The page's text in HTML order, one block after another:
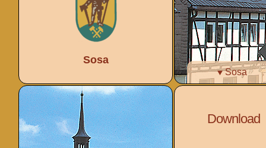
Sosa
Sosa
Download